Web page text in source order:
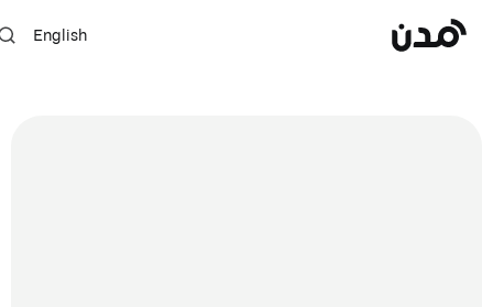
English